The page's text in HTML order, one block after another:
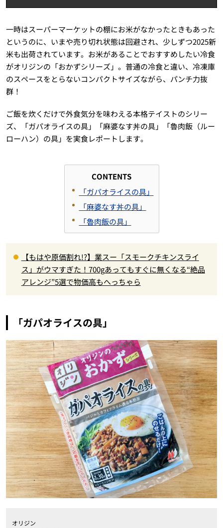
一時はスーパーマーケットの棚にお米がなかったときもあった
というのに、いまや売り切れ状態は回避され、少しずつ2025新
米も出荷されています。お米があることでおすすめしたい冷食
がオリジンの「おかずシリーズ」。普通の冷食と違い、冷凍庫
のスペースをとらないコンパクトサイズながら、パンチ力抜
群！
ご飯を炊くだけで外食気分を味わえる本格テイストのシリー
ズ、「ガパオライスの具」「麻婆なす丼の具」「魯肉飯（ルー
ローハン）の具」を実食レポートします。
CONTENTS
「ガパオライスの具」
「麻婆なす丼の具」
「魯肉飯の具」
【もはや原価割れ!?】業スー「スモークチキンスライ
ス」がウマすぎた！700gあってもすぐに無くなる“絶品
アレンジ”5選で物価高もへっちゃら
「ガパオライスの具」
オリジン